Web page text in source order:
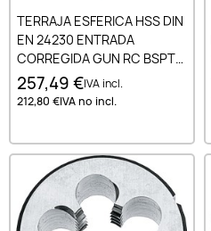
TERRAJA ESFERICA HSS DIN
EN 24230 ENTRADA
CORREGIDA GUN RC BSPT
1-11
257,49 €IVA incl.
212,80 €IVA no incl.